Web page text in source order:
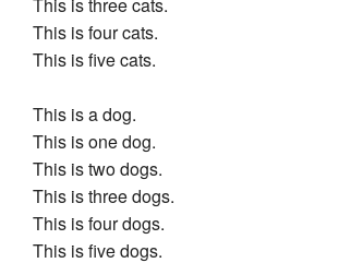
This is four cats.
This is five cats.
This is a dog.
This is one dog.
This is two dogs.
This is three dogs.
This is four dogs.
This is five dogs.